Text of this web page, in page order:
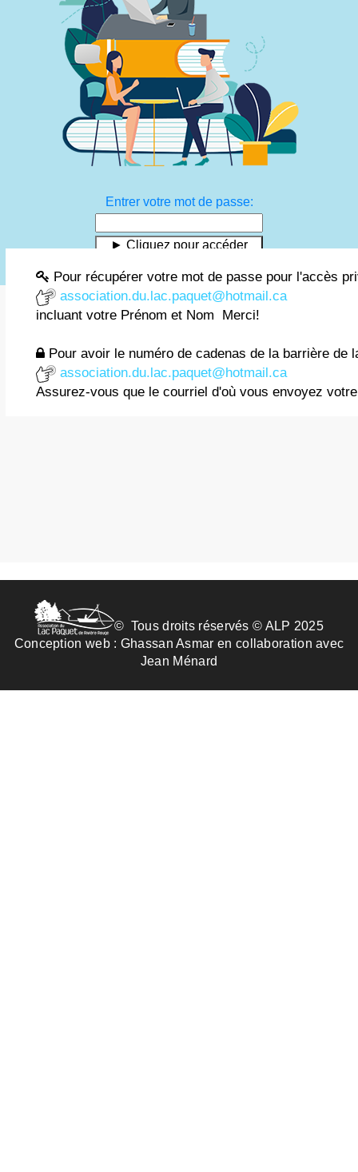
Entrer votre mot de passe:
Pour récupérer votre mot de passe pour l'accès
association.du.lac.paquet@hotmail.ca
incluant votre Prénom et Nom Merci!
Pour avoir le numéro de cadenas de la barrière
association.du.lac.paquet@hotmail.ca
Assurez-vous que le courriel d'où vous envoyez
© Tous droits réservés © ALP 2025
Conception web : Ghassan Asmar en collaboration avec
Jean Ménard